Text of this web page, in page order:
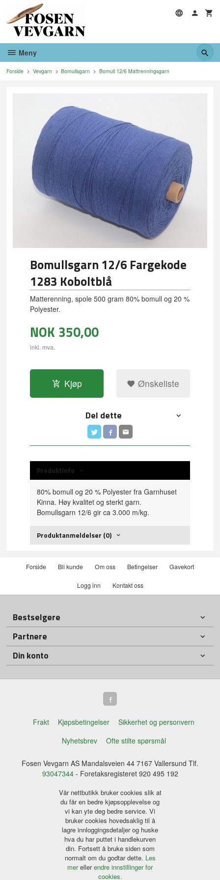
innholdet
Meny
Forside Vevgarn Bomullsgarn Bomull 12/6 Mattrenningsgarn
Bomullsgarn 12/6 Fargekode
1283 Koboltblå
Matterenning, spole 500 gram 80% bomull og 20 %
Polyester.
NOK 350,00
inkl. mva.
Kjøp Ønskeliste
Del dette
Produktinfo
80% bomull og 20 % Polyester fra Garnhuset
Kinna. Høy kvalitet og sterkt garn.
Bomullsgarn 12/6 gir ca 3.000 m/kg.
Produktanmeldelser (0)
Forside Bli kunde Om oss Betingelser Gavekort
Logg inn Kontakt oss
Bestselgere
Partnere
Din konto
Frakt Kjøpsbetingelser
Sikkerhet og personvern
Nyhetsbrev
Ofte stilte spørsmål
Fosen Vevgarn AS Mandalsveien 44 7167 Vallersund Tlf.
93047344- Foretaksregisteret 920 495 192
Vår nettbutikk bruker cookies slik at
du får en bedre kjøpsopplevelse og
vi kan yte deg bedre service. Vi
bruker cookies hovedsaklig til å
lagre innloggingsdetaljer og huske
hva du har puttet i handlekurven
din. Fortsett å bruke siden som
normalt om du godtar dette. Les
merellerendre innstillinger for
cookies.